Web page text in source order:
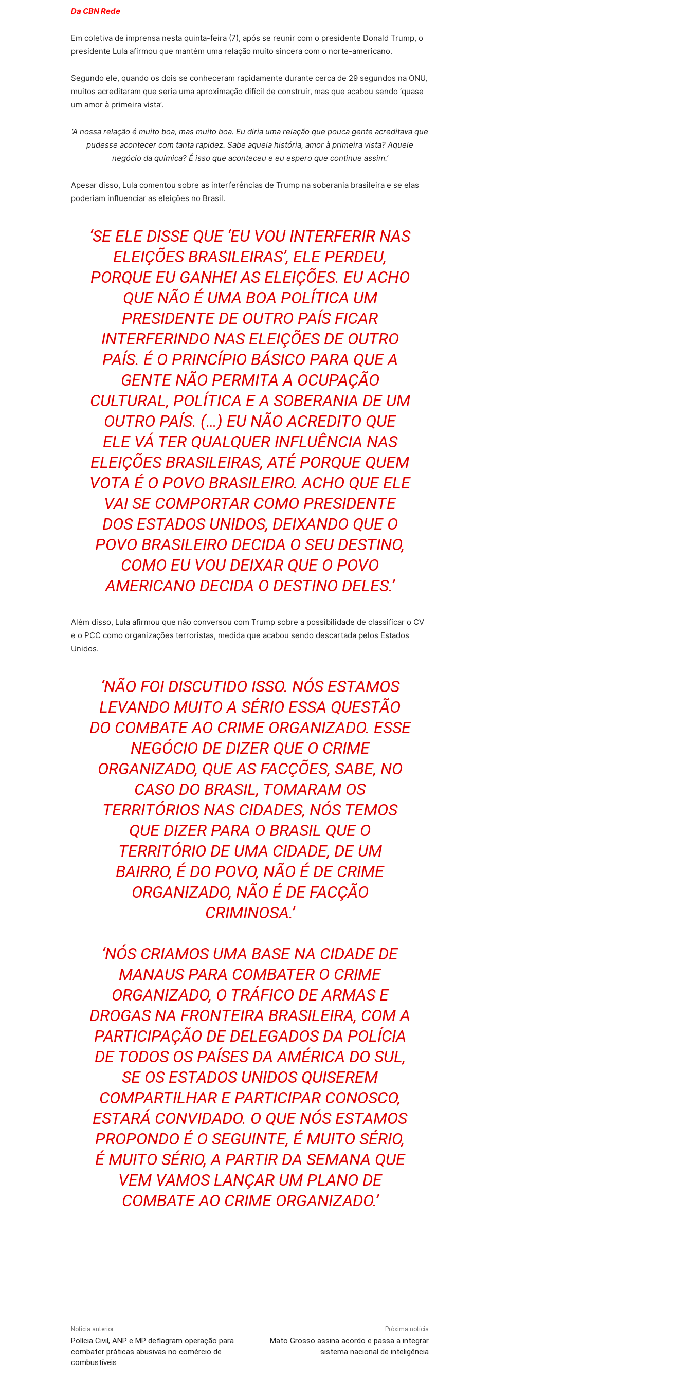
Da CBN Rede
Em coletiva de imprensa nesta quinta-feira (7), após se reunir com o presidente Donald Trump, o
presidente Lula afirmou que mantém uma relação muito sincera com o norte-americano.
Segundo ele, quando os dois se conheceram rapidamente durante cerca de 29 segundos na ONU,
muitos acreditaram que seria uma aproximação difícil de construir, mas que acabou sendo ‘quase
um amor à primeira vista’.
‘A nossa relação é muito boa, mas muito boa. Eu diria uma relação que pouca gente acreditava que
pudesse acontecer com tanta rapidez. Sabe aquela história, amor à primeira vista? Aquele
negócio da química? É isso que aconteceu e eu espero que continue assim.’
Apesar disso, Lula comentou sobre as interferências de Trump na soberania brasileira e se elas
poderiam influenciar as eleições no Brasil.
‘SE ELE DISSE QUE ‘EU VOU INTERFERIR NAS
ELEIÇÕES BRASILEIRAS’, ELE PERDEU,
PORQUE EU GANHEI AS ELEIÇÕES. EU ACHO
QUE NÃO É UMA BOA POLÍTICA UM
PRESIDENTE DE OUTRO PAÍS FICAR
INTERFERINDO NAS ELEIÇÕES DE OUTRO
PAÍS. É O PRINCÍPIO BÁSICO PARA QUE A
GENTE NÃO PERMITA A OCUPAÇÃO
CULTURAL, POLÍTICA E A SOBERANIA DE UM
OUTRO PAÍS. (…) EU NÃO ACREDITO QUE
ELE VÁ TER QUALQUER INFLUÊNCIA NAS
ELEIÇÕES BRASILEIRAS, ATÉ PORQUE QUEM
VOTA É O POVO BRASILEIRO. ACHO QUE ELE
VAI SE COMPORTAR COMO PRESIDENTE
DOS ESTADOS UNIDOS, DEIXANDO QUE O
POVO BRASILEIRO DECIDA O SEU DESTINO,
COMO EU VOU DEIXAR QUE O POVO
AMERICANO DECIDA O DESTINO DELES.’
Além disso, Lula afirmou que não conversou com Trump sobre a possibilidade de classificar o CV
e o PCC como organizações terroristas, medida que acabou sendo descartada pelos Estados
Unidos.
‘NÃO FOI DISCUTIDO ISSO. NÓS ESTAMOS
LEVANDO MUITO A SÉRIO ESSA QUESTÃO
DO COMBATE AO CRIME ORGANIZADO. ESSE
NEGÓCIO DE DIZER QUE O CRIME
ORGANIZADO, QUE AS FACÇÕES, SABE, NO
CASO DO BRASIL, TOMARAM OS
TERRITÓRIOS NAS CIDADES, NÓS TEMOS
QUE DIZER PARA O BRASIL QUE O
TERRITÓRIO DE UMA CIDADE, DE UM
BAIRRO, É DO POVO, NÃO É DE CRIME
ORGANIZADO, NÃO É DE FACÇÃO
CRIMINOSA.’
‘NÓS CRIAMOS UMA BASE NA CIDADE DE
MANAUS PARA COMBATER O CRIME
ORGANIZADO, O TRÁFICO DE ARMAS E
DROGAS NA FRONTEIRA BRASILEIRA, COM A
PARTICIPAÇÃO DE DELEGADOS DA POLÍCIA
DE TODOS OS PAÍSES DA AMÉRICA DO SUL,
SE OS ESTADOS UNIDOS QUISEREM
COMPARTILHAR E PARTICIPAR CONOSCO,
ESTARÁ CONVIDADO. O QUE NÓS ESTAMOS
PROPONDO É O SEGUINTE, É MUITO SÉRIO,
É MUITO SÉRIO, A PARTIR DA SEMANA QUE
VEM VAMOS LANÇAR UM PLANO DE
COMBATE AO CRIME ORGANIZADO.’
Notícia anterior
Polícia Civil, ANP e MP deflagram operação para
combater práticas abusivas no comércio de
combustíveis
Próxima notícia
Mato Grosso assina acordo e passa a integrar
sistema nacional de inteligência